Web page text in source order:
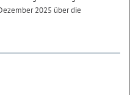
2025 über die